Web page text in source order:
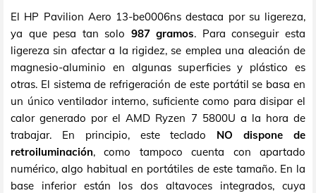
El HP Pavilion Aero 13-be0006ns destaca por su ligereza,
ya que pesa tan solo 987 gramos. Para conseguir esta
ligereza sin afectar a la rigidez, se emplea una aleación de
magnesio-aluminio en algunas superficies y plástico es
otras. El sistema de refrigeración de este portátil se basa en
un único ventilador interno, suficiente como para disipar el
calor generado por el AMD Ryzen 7 5800U a la hora de
trabajar. En principio, este teclado NO dispone de
retroiluminación, como tampoco cuenta con apartado
numérico, algo habitual en portátiles de este tamaño. En la
base inferior están los dos altavoces integrados, cuya